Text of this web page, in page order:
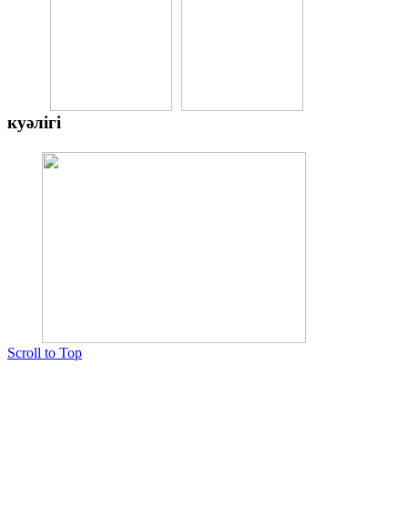
куәлігі
Scroll to Top